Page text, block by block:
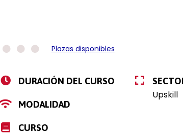
Plazas disponibles
DURACIÓN DEL CURSO
MODALIDAD
CURSO
Upskill